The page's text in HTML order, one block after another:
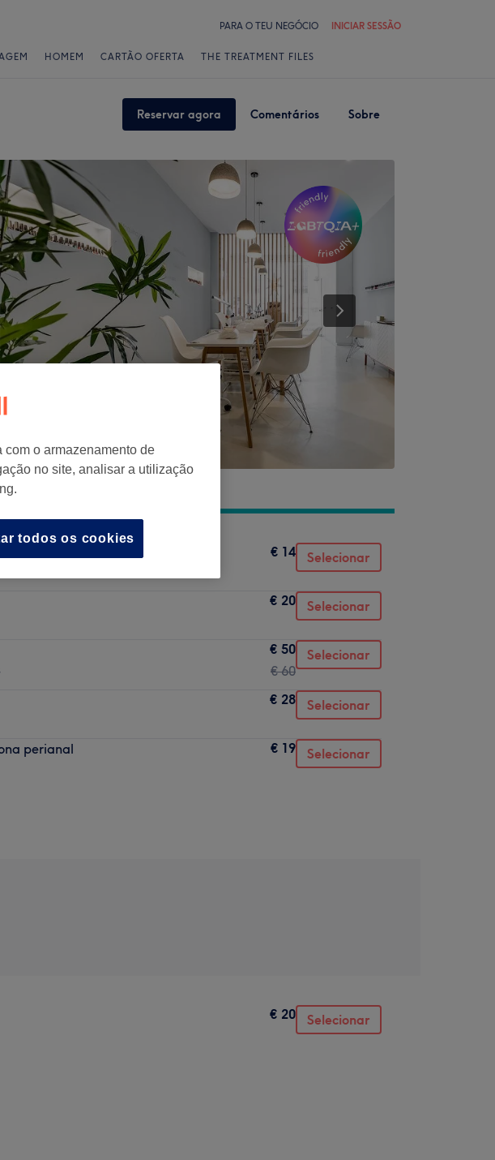
PARA O TEU NEGÓCIO INICIAR SESSÃO
HOMEM CARTÃO OFERTA THE TREATMENT FILES
Reservar agora Comentários Sobre
€ 14 Selecionar
€ 20 Selecionar
€ 50
€ 60
Selecionar
€ 28 Selecionar
perianal
€ 19 Selecionar
€ 20 Selecionar
o armazenamento de
no site, analisar a utilização
todos os cookies